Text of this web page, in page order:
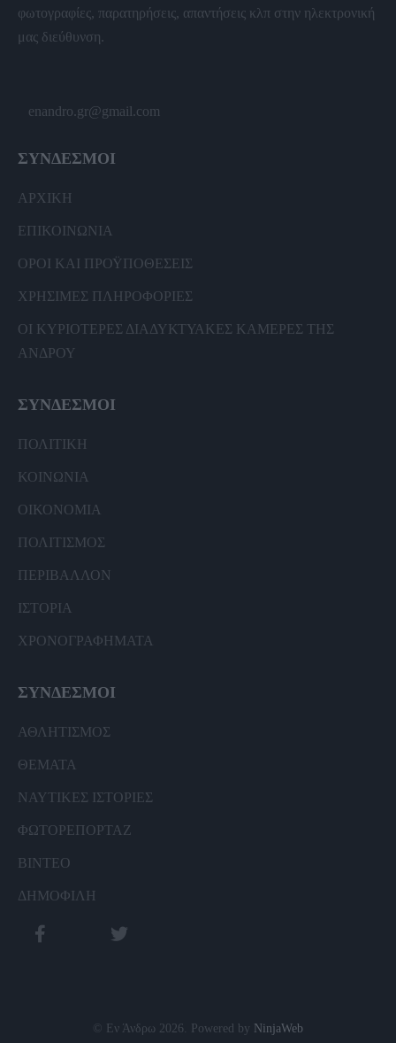
φωτογραφίες, παρατηρήσεις, απαντήσεις κλπ στην ηλεκτρονική
μας διεύθυνση.
enandro.gr@gmail.com
ΣΥΝΔΕΣΜΟΙ
ΑΡΧΙΚΗ
ΕΠΙΚΟΙΝΩΝΙΑ
ΟΡΟΙ ΚΑΙ ΠΡΟΫΠΟΘΕΣΕΙΣ
ΧΡΗΣΙΜΕΣ ΠΛΗΡΟΦΟΡΙΕΣ
ΟΙ ΚΥΡΙΟΤΕΡΕΣ ΔΙΑΔΥΚΤΥΑΚΕΣ ΚΑΜΕΡΕΣ ΤΗΣ
ΑΝΔΡΟΥ
ΣΥΝΔΕΣΜΟΙ
ΠΟΛΙΤΙΚΗ
ΚΟΙΝΩΝΙΑ
ΟΙΚΟΝΟΜΙΑ
ΠΟΛΙΤΙΣΜΟΣ
ΠΕΡΙΒΑΛΛΟΝ
ΙΣΤΟΡΙΑ
ΧΡΟΝΟΓΡΑΦΗΜΑΤΑ
ΣΥΝΔΕΣΜΟΙ
ΑΘΛΗΤΙΣΜΟΣ
ΘΕΜΑΤΑ
ΝΑΥΤΙΚΕΣ ΙΣΤΟΡΙΕΣ
ΦΩΤΟΡΕΠΟΡΤΑΖ
ΒΙΝΤΕΟ
ΔΗΜΟΦΙΛΗ
© Εν Άνδρω 2026. Powered by NinjaWeb